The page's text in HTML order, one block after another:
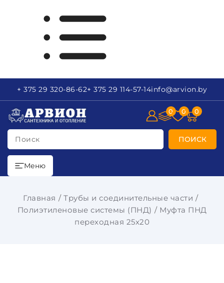
+ 375 29 320-86-62+ 375 29 114-57-14info@arvion.by
Поиск ПОИСК
0 0 0
Меню
Главная
Трубы и соединительные части
Полиэтиленовые системы (ПНД)
Муфта ПНД
переходная 25х20